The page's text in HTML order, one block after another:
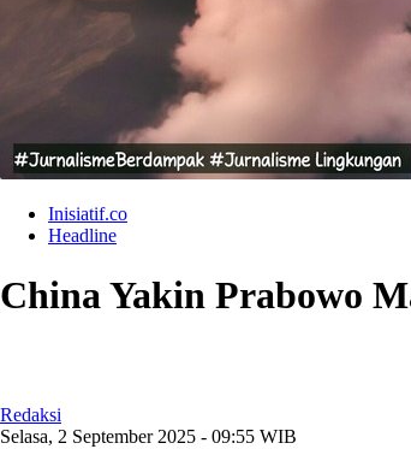
Inisiatif.co
Headline
China Yakin Prabowo
Redaksi
Selasa, 2 September 2025 - 09:55 WIB